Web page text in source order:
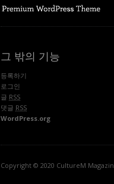
그 밖의 기능
등록하기
로그인
글 RSS
댓글 RSS
WordPress.org
Copyright © 2020 CultureM